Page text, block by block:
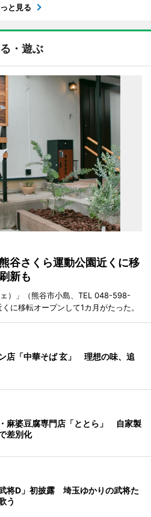
と見る
・遊ぶ
谷さくら運動公園近くに移
新も
）」（熊谷市小島、TEL 048-598-
に移転オープンして1カ月がたった。
店「中華そば 玄」 理想の味、追
麻婆豆腐専門店「ととら」 自家製
差別化
将D」初披露 埼玉ゆかりの武将た
う